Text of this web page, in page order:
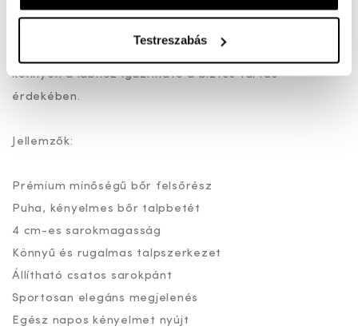
Testreszabás
egyensúlyt teremt a kényelem és a nőies megjelenés
könnyen a lábhoz igazítható a biztos tartás
érdekében.
Jellemzők:
Prémium minőségű bőr felsőrész
Puha, kényelmes bőr talpbetét
4 cm-es sarokmagasság
Könnyű és rugalmas talpszerkezet
Állítható csatos sarokpánt
Sportosan elegáns megjelenés
Egész napos kényelmet nyújt